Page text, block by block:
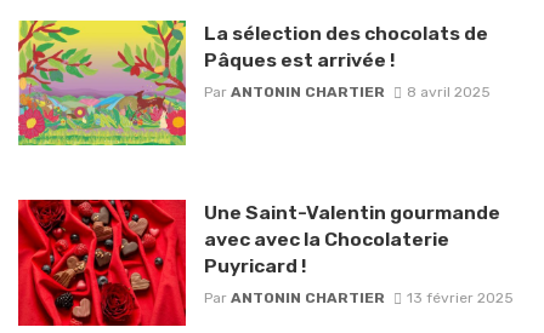
La sélection des chocolats de
Pâques est arrivée !
Par ANTONIN CHARTIER 8 avril 2025
Une Saint-Valentin gourmande
avec avec la Chocolaterie
Puyricard !
Par ANTONIN CHARTIER 13 février 2025